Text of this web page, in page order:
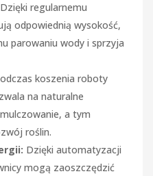
Dzięki regularnemu
odpowiednią wysokość,
parowaniu wody i sprzyja
koszenia roboty
na naturalne
a tym
roślin.
Dzięki automatyzacji
mogą zaoszczędzić